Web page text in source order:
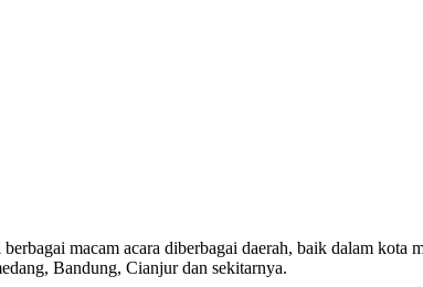
macam acara diberbagai daerah, baik dalam kota
Bandung, Cianjur dan sekitarnya.